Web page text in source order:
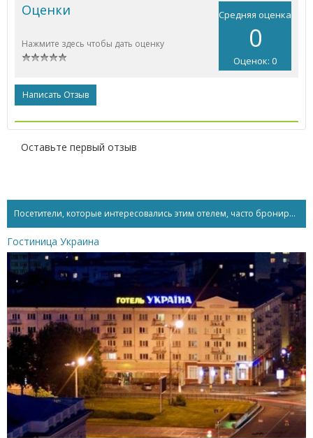
Средняя оценка
0
Оценок: 0
Оценки
Нажмите здесь чтобы дать оценку
Написать Отзыв
Оставьте первый отзыв
Посетители, которые интересовались этим отелем, часто бронируют...
Гостиница Украина